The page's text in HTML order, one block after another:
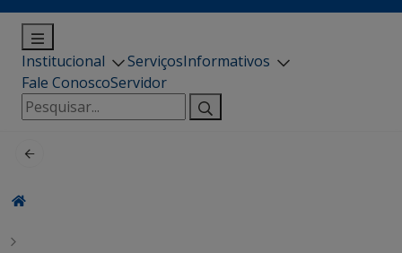
Institucional ServiçosInformativos
Fale ConoscoServidor
Pesquisar
por: